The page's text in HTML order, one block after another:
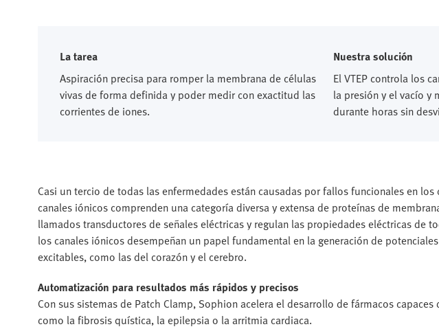
La tarea
Aspiración precisa para romper la membrana de células
vivas de forma definida y poder medir con exactitud las
corrientes de iones.
Nuestra solución
El VTEP controla los
la presión y el vacío y
durante horas sin
Casi un tercio de todas las enfermedades están causadas por fallos funcionales en
canales iónicos comprenden una categoría diversa y extensa de proteínas de
llamados transductores de señales eléctricas y regulan las propiedades eléctricas de
los canales iónicos desempeñan un papel fundamental en la generación de
excitables, como las del corazón y el cerebro.
Automatización para resultados más rápidos y precisos
Con sus sistemas de Patch Clamp, Sophion acelera el desarrollo de fármacos
como la fibrosis quística, la epilepsia o la arritmia cardiaca.